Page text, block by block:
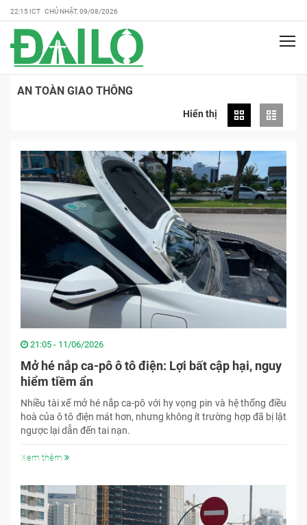
22:15 ICT CHỦ NHẬT, 09/08/2026
AN TOÀN GIAO THÔNG
Hiển thị
21:05 - 11/06/2026
Mở hé nắp ca-pô ô tô điện: Lợi bất cập hại, nguy
hiểm tiềm ẩn
Nhiều tài xế mở hé nắp ca-pô với hy vọng pin và hệ thống điều
hoà của ô tô điện mát hơn, nhưng không ít trường hợp đã bị lật
ngược lại dẫn đến tai nạn.
Xem thêm